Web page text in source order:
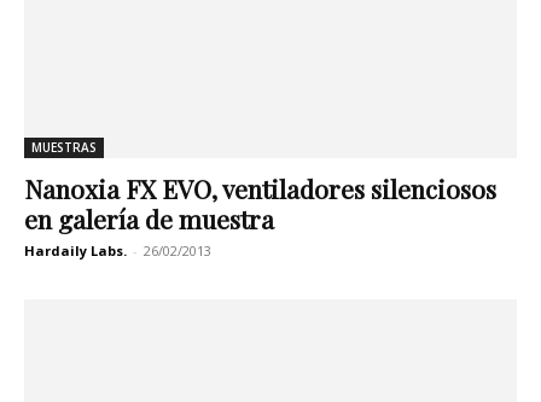
MUESTRAS
Nanoxia FX EVO, ventiladores silenciosos
en galería de muestra
Hardaily Labs. - 26/02/2013